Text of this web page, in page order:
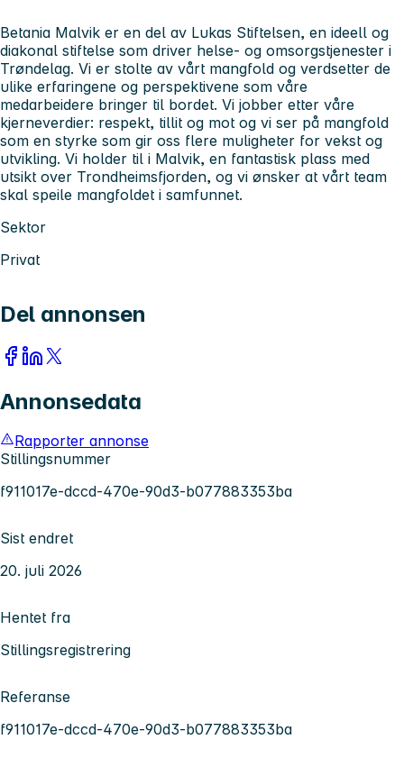
Betania Malvik er en del av Lukas Stiftelsen, en ideell og
diakonal stiftelse som driver helse- og omsorgstjenester i
Trøndelag. Vi er stolte av vårt mangfold og verdsetter de
ulike erfaringene og perspektivene som våre
medarbeidere bringer til bordet. Vi jobber etter våre
kjerneverdier: respekt, tillit og mot og vi ser på mangfold
som en styrke som gir oss flere muligheter for vekst og
utvikling. Vi holder til i Malvik, en fantastisk plass med
utsikt over Trondheimsfjorden, og vi ønsker at vårt team
skal speile mangfoldet i samfunnet.
Sektor
Privat
Del annonsen
Annonsedata
Rapporter annonse
Stillingsnummer
f911017e-dccd-470e-90d3-b077883353ba
Sist endret
20. juli 2026
Hentet fra
Stillingsregistrering
Referanse
f911017e-dccd-470e-90d3-b077883353ba